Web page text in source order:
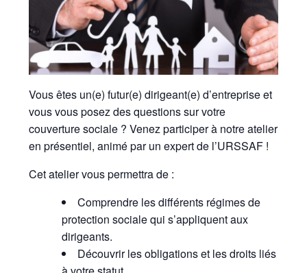
Vous êtes un(e) futur(e) dirigeant(e) d’entreprise et
vous vous posez des questions sur votre
couverture sociale ? Venez participer à notre atelier
en présentiel, animé par un expert de l’URSSAF !
Cet atelier vous permettra de :
Comprendre les différents régimes de
protection sociale qui s’appliquent aux
dirigeants.
Découvrir les obligations et les droits liés